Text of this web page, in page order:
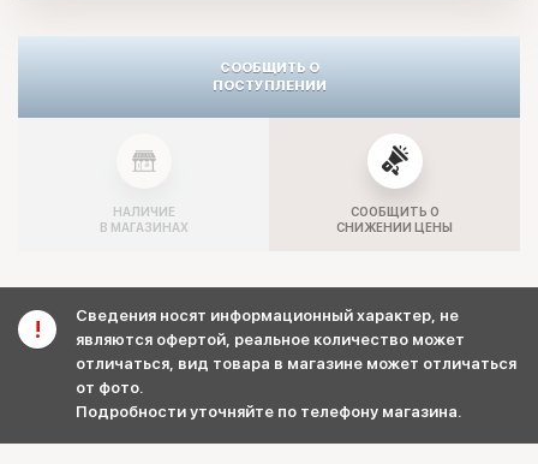
СООБЩИТЬ О
ПОСТУПЛЕНИИ
НАЛИЧИЕ
В МАГАЗИНАХ
СООБЩИТЬ О
СНИЖЕНИИ ЦЕНЫ
Сведения носят информационный характер, не
являются офертой, реальное количество может
отличаться, вид товара в магазине может отличаться
от фото.
Подробности уточняйте по телефону магазина.